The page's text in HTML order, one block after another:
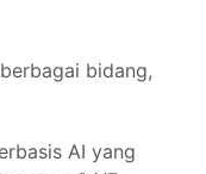
bidang,
AI yang